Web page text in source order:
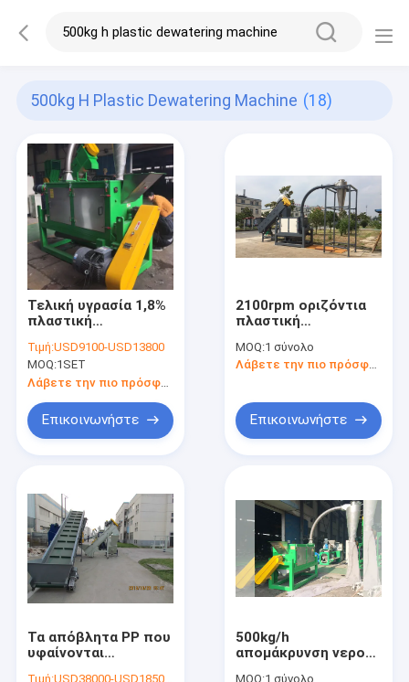
500kg H Plastic Dewatering Machine (18)
Τελική υγρασία 1,8%
πλαστική
νερό μηχανή για τις
άκαμπτες νιφάδες
Τιμή:USD9100-USD13800
MOQ:1SET
Λάβετε την πιο πρόσφατη τιμή
Επικοινωνήστε
2100rpm οριζόντια
πλαστική
νερό μηχανή
νιφάδων της PET
MOQ:1 σύνολο
Λάβετε την πιο πρόσφατη τιμή
Επικοινωνήστε
Τα απόβλητα PP που
υφαίνονται
Τιμή:USD38000-USD185000 per set
500kg/h
απομάκρυνση νερού
MOQ:1 σύνολο